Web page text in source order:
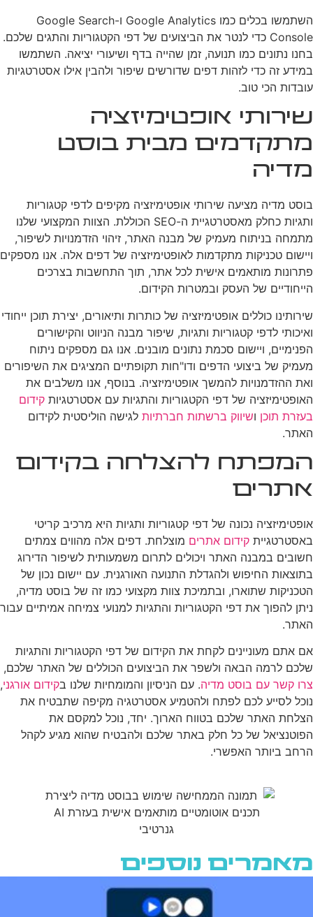
השתמשו בכלים כמו Google Analytics ו-Google Search
Console כדי לנטר את הביצועים של דפי הקטגוריות והתגים שלכם.
בחנו נתונים כמו תנועה, זמן שהייה בדף ושיעורי יציאה. השתמשו
במידע זה כדי לזהות דפים שדורשים שיפור ולהבין אילו אסטרטגיות
עובדות הכי טוב.
שירותי אופטימיזציה
מתקדמים מבית בוסט
מדיה
בוסט מדיה מציעה שירותי אופטימיזציה מקיפים לדפי קטגוריות
ותגיות כחלק מאסטרטגיית ה-SEO הכוללת. הצוות המקצועי שלנו
מתמחה בניתוח מעמיק של מבנה האתר, זיהוי הזדמנויות לשיפור,
ויישום טכניקות מתקדמות לאופטימיזציה של דפים אלה. אנו מספקים
פתרונות מותאמים אישית לכל אתר, תוך התחשבות בצרכים
הייחודיים של העסק ובמטרות הקידום.
שירותינו כוללים אופטימיזציה של כותרות ותיאורים, יצירת תוכן ייחודי
ואיכותי לדפי קטגוריות ותגיות, שיפור מבנה הניווט והקישורים
הפנימיים, ויישום סכמת נתונים מובנים. אנו גם מספקים ניתוח
מעמיק של ביצועי הדפים ודו"חות תקופתיים המציגים את השיפורים
ואת ההזדמנויות להמשך אופטימיזציה. בנוסף, אנו משלבים את
האופטימיזציה של דפי הקטגוריות והתגיות עם אסטרטגיות קידום
בעזרת תוכן ושיווק ברשתות חברתיות לגישה הוליסטית לקידום
האתר.
המפתח להצלחה בקידום
אתרים
אופטימיזציה נכונה של דפי קטגוריות ותגיות היא מרכיב קריטי
באסטרטגיית קידום אתרים מוצלחת. דפים אלה מהווים צמתים
חשובים במבנה האתר ויכולים לתרום משמעותית לשיפור הדירוג
בתוצאות החיפוש ולהגדלת התנועה האורגנית. עם יישום נכון של
הטכניקות שתוארו, ובתמיכת צוות מקצועי כמו זה של בוסט מדיה,
ניתן להפוך את דפי הקטגוריות והתגיות למנועי צמיחה אמיתיים עבור
האתר.
אם אתם מעוניינים לקחת את הקידום של דפי הקטגוריות והתגיות
שלכם לרמה הבאה ולשפר את הביצועים הכוללים של האתר שלכם,
צרו קשר עם בוסט מדיה. עם הניסיון והמומחיות שלנו בקידום אורגני,
נוכל לסייע לכם לפתח ולהטמיע אסטרטגיה מקיפה שתבטיח את
הצלחת האתר שלכם בטווח הארוך. יחד, נוכל למקסם את
הפוטנציאל של כל חלק באתר שלכם ולהבטיח שהוא מגיע לקהל
הרחב ביותר האפשרי.
מאמרים נוספים